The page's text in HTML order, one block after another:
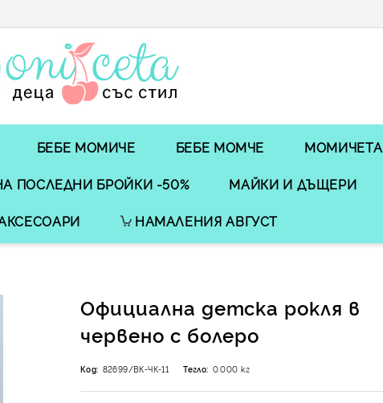
БЕБЕ МОМИЧЕ БЕБЕ МОМЧЕ МОМИЧЕТА
ПОСЛЕДНИ БРОЙКИ -50% МАЙКИ И ДЪЩЕРИ
НАМАЛЕНИЯ АВГУСТ
Официална детска рокля в
червено с болеро
Код: 82699/ВК-ЧК-11 Тегло: 0.000 кг